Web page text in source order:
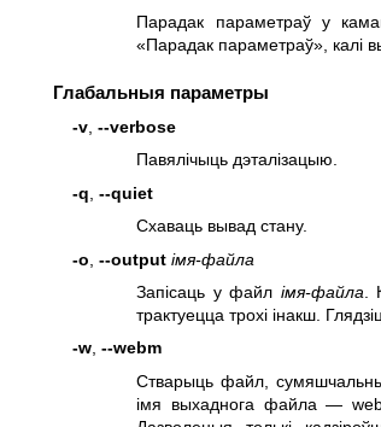
Парадак параметраў у
«Парадак параметраў», калі
Глабальныя параметры
-v, --verbose
Павялічыць дэталізацыю.
-q --quiet
Схаваць вывад стану.
-o --output імя-файла
Запісаць у файл імя-файла .
трактуецца трохі інакш.
-w, --webm
Стварыць файл,
імя выхаднога файла —